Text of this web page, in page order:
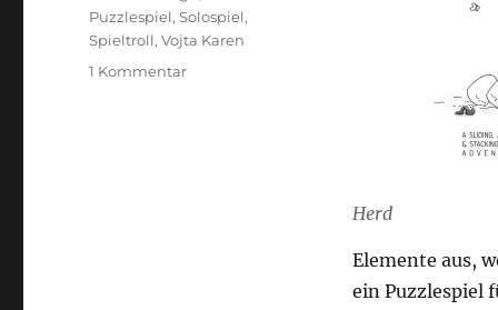
Herd
Elemente aus,
ein Puzzlespiel
Puzzlespiel,Solospiel,
Spieltroll,Vojta Karen
1 Kommentarzu